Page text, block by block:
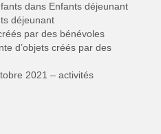
dans Enfants déjeunant
déjeunant
par des bénévoles
d’objets créés par des
2021 – activités